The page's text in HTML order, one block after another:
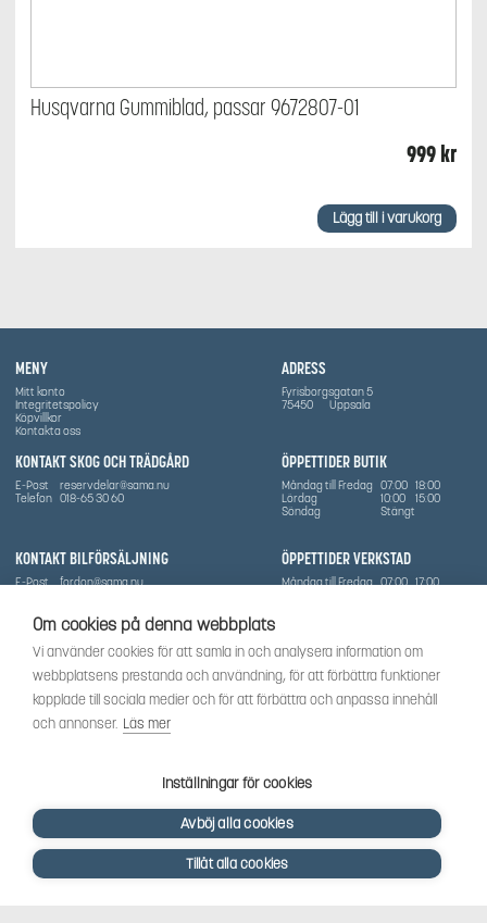
Om cookies på denna webbplats
Vi använder cookies för att samla in och analysera information om
webbplatsens prestanda och användning, för att förbättra funktioner
kopplade till sociala medier och för att förbättra och anpassa innehåll
och annonser. Läs mer
Inställningar för cookies
Avböj alla cookies
Tillåt alla cookies
Husqvarna Gummiblad, passar 9672807-01
999kr
Lägg till i varukorg
MENY
Mitt konto
Integritetspolicy
Köpvillkor
Kontakta oss
ÖPPETTIDER BUTIK
Måndag till Fredag 07:00 18:00
Lördag
10:00
15:00
Söndag
Stängt
ÖPPETTIDER VERKSTAD
Måndag till Fredag 07:00 17:00
ADRESS
Fyrisborgsgatan 5
75450
Uppsala
KONTAKT SKOG OCH TRÄDGÅRD
E-Post
reservdelar@sama.nu
Telefon 018-65 30 60
KONTAKT BILFÖRSÄLJNING
E-Post
fordon@sama.nu
Vi har sedan 1970-talet levererat skog-och trädgårdsprodukter till Uppsala med omnejd. Vi
har idag även ett brett utbud av dessa produkter samt BRP:s produktsortiment, gällande
Can-Am, Sea-Doo.
Vi är certifierad serviceverkstad.
SOCIALT